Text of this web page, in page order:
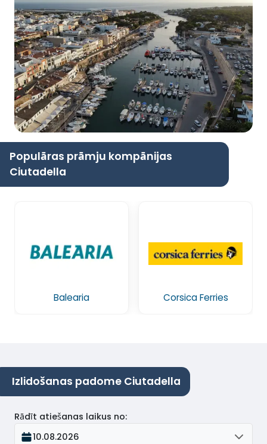
Populāras prāmju kompānijas
Ciutadella
Balearia Corsica Ferries
Izlidošanas padome Ciutadella
Rādīt atiešanas laikus no:
10.08.2026